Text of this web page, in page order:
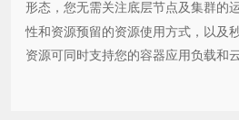
形态，您无需关注底层节点及集群的
性和资源预留的资源使用方式，以及
资源可同时支持您的容器应用负载和